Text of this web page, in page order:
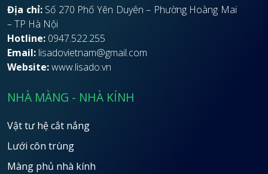
Địa chỉ:Số 270 Phố Yên Duyên – Phường Hoàng Mai
– TP Hà Nội
Hotline: 0947.522.255
Email: lisadovietnam@gmail.com
Website:www.lisado.vn
NHÀ MÀNG - NHÀ KÍNH
Vật tư hệ cắt nắng
Lưới côn trùng
Màng phủ nhà kính